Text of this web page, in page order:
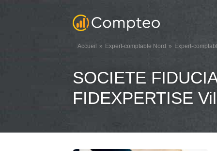
Accueil Expert-comptable Nord Expert-
SOCIETE
FIDEXPERTISE